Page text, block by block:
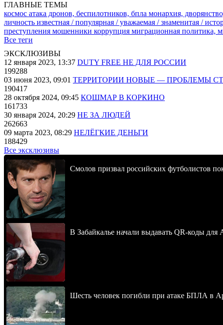
ГЛАВНЫЕ ТЕМЫ
космос атака дронов, беспилотников, бпла монархия,
личность известная / популярная / уважаемая / знаменитая /
преступления мошенники коррупция миграционная политика,
Все теги
ЭКСКЛЮЗИВЫ
12 января 2023, 13:37 DUTY FREE НЕ ДЛЯ РОССИИ
199288
03 июня 2023, 09:01 ТЕРРИТОРИИ НОВЫЕ — ПРОБЛЕМЫ
190417
28 октября 2024, 09:45 КОШМАР В КОРКИНО
161733
30 января 2024, 20:29 НЕ ЗА ЛЮДЕЙ
262663
09 марта 2023, 08:29 НЕЛЁГКИЕ ДЕНЬГИ
188429
Все эксклюзивы
Смолов призвал российских футболистов
В Забайкалье начали выдавать QR-коды для
Шесть человек погибли при атаке БПЛА в